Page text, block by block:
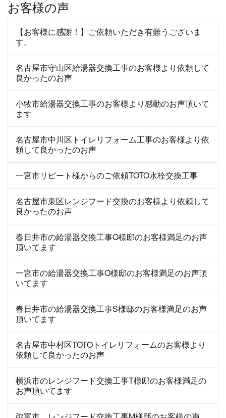
お客様の声
【お客様に感謝！】ご依頼いただき有難うございま
す。
名古屋市守山区給湯器交換工事のお客様より依頼して
良かったのお声
小牧市給湯器交換工事のお客様より感動のお声頂いて
ます
名古屋市中川区トイレリフォーム工事のお客様より依
頼して良かったのお声
一宮市リピート様からのご依頼TOTO水栓交換工事
名古屋市東区レンジフード交換のお客様より依頼して
良かったのお声
春日井市の給湯器交換工事O様邸のお客様満足のお声
頂いてます
一宮市の給湯器交換工事O様邸のお客様満足のお声頂
いてます
春日井市の給湯器交換工事S様邸のお客様満足のお声
頂いてます
名古屋市中村区TOTOトイレリフォームのお客様より
依頼して良かったのお声
横浜市のレンジフード交換工事T様邸のお客様満足の
お声頂いてます